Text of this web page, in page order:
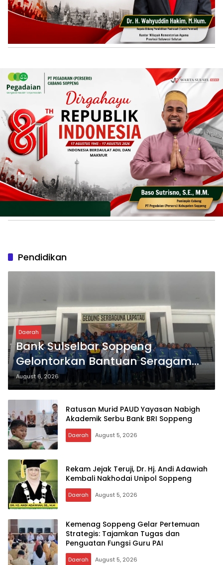
Pendidikan
Daerah
Bank Sulselbar Soppeng
Gelontorkan Bantuan Seragam
Latihan Paskibraka Tahun 2026
August 6, 2026
Ratusan Murid PAUD Yayasan Nabigh
Akademik Serbu Bank BRI Soppeng
Daerah August 5, 2026
Rekam Jejak Teruji, Dr. Hj. Andi Adawiah
Kembali Nakhodai Unipol Soppeng
Daerah August 5, 2026
Kemenag Soppeng Gelar Pertemuan
Strategis: Tajamkan Tugas dan
Penguatan Fungsi Guru PAI
Daerah August 5, 2026